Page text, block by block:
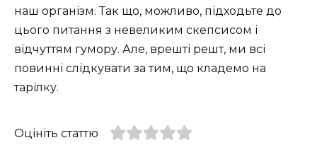
наш організм. Так що, можливо, підходьте до
цього питання з невеликим скепсисом і
відчуттям гумору. Але, врешті решт, ми всі
повинні слідкувати за тим, що кладемо на
тарілку.
Оцініть статтю